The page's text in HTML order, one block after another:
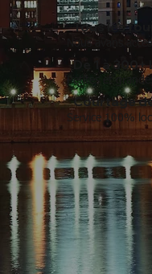
Tous les
Nous avans
De 1 à 300+
Petites et
Courtage
Service 100%